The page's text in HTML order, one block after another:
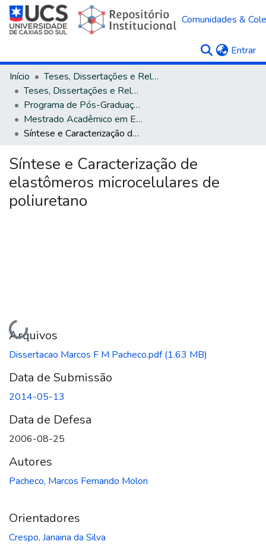
Comunidades &
Entrar
Início
Teses, Dissertações e Relatórios
Teses, Dissertações e Relatórios defendidos na UCS
Programa de Pós-Graduação em Engenharia e Ciência dos Materiais
Mestrado Acadêmico em Engenharia e Ciência dos Materiais
Síntese e Caracterização de elastômeros microcelulares de poliuretano
Síntese e Caracterização de
elastômeros microcelulares de
poliuretano
Carregando...
Arquivos
Dissertacao Marcos F M Pacheco.pdf(1.63 MB)
Data de Submissão
2014-05-13
Data de Defesa
2006-08-25
Autores
Pacheco, Marcos Fernando Molon
Orientadores
Crespo, Janaina da Silva